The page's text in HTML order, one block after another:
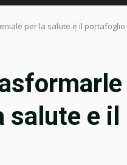
per la salute e il portafoglio
salute e il